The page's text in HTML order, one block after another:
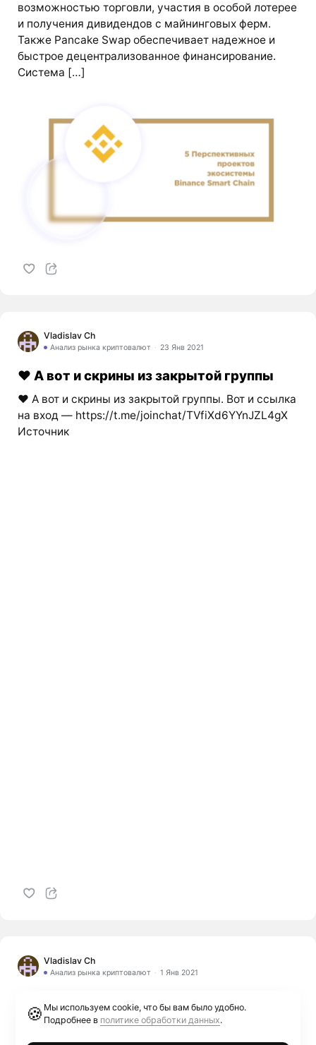
возможностью торговли, участия в особой лотерее
и получения дивидендов с майнинговых ферм.
Также Pancake Swap обеспечивает надежное и
быстрое децентрализованное финансирование.
Система […]
Vladislav Ch
Анализ рынка криптовалют 23 Янв 2021
❤️ А вот и скрины из закрытой группы
❤️ А вот и скрины из закрытой группы. Вот и ссылка
на вход — https://t.me/joinchat/TVfiXd6YYnJZL4gX
Источник
Vladislav Ch
Анализ рынка криптовалют 1 Янв 2021
Forwarded from SAVINSKYI club
Forwarded from SAVINSKYI club С наступающим
Новым годом!!! Этот год был хорошим, был
🍪 Мы используем cookie, что бы вам было удобно.
Подробнее в политике обработки данных.